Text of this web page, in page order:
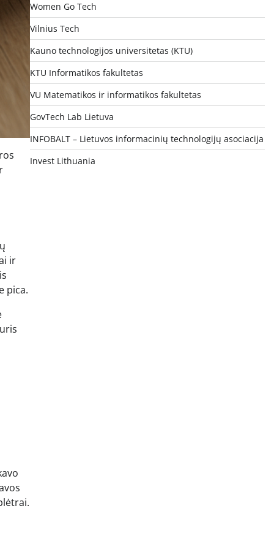
ir
pica.
Women Go Tech
Vilnius Tech
Kauno technologijos universitetas (KTU)
KTU Informatikos fakultetas
VU Matematikos ir informatikos fakultetas
GovTech Lab Lietuva
INFOBALT – Lietuvos informacinių technologijų asociacija
Invest Lithuania